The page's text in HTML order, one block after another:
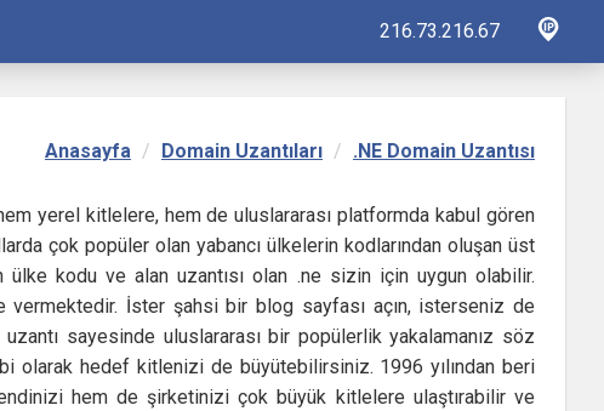
216.73.216.67
Anasayfa Domain Uzantıları .NE Domain Uzantısı
yerel kitlelere, hem de uluslararası platformda kabul gören
çok popüler olan yabancı ülkelerin kodlarından oluşan üst
kodu ve alan uzantısı olan .ne sizin için uygun olabilir.
vermektedir. İster şahsi bir blog sayfası açın, isterseniz de
sayesinde uluslararası bir popülerlik yakalamanız söz
olarak hedef kitlenizi de büyütebilirsiniz. 1996 yılından beri
hem de şirketinizi çok büyük kitlelere ulaştırabilir ve